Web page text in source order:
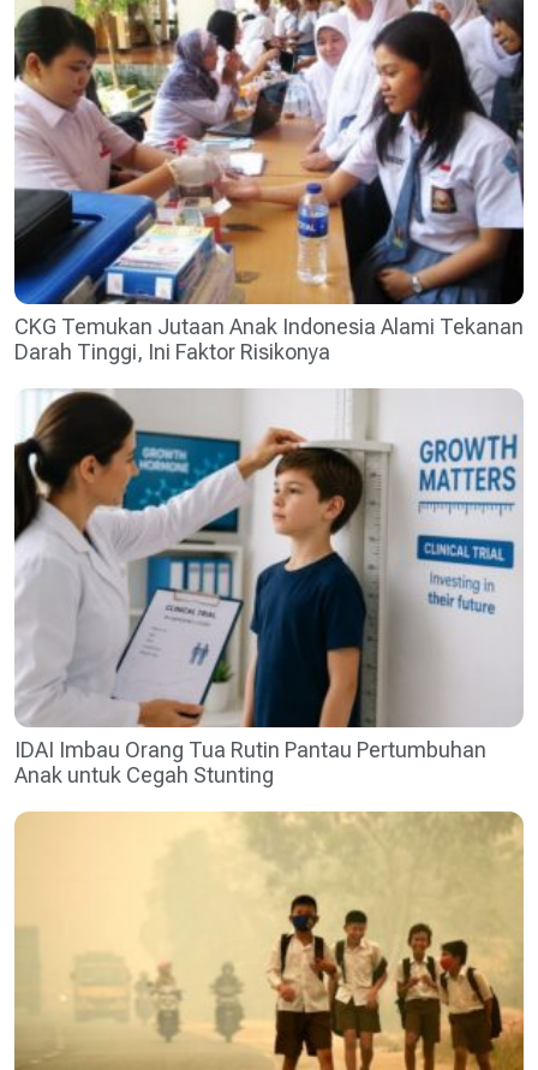
CKG Temukan Jutaan Anak Indonesia Alami Tekanan
Darah Tinggi, Ini Faktor Risikonya
IDAI Imbau Orang Tua Rutin Pantau Pertumbuhan
Anak untuk Cegah Stunting